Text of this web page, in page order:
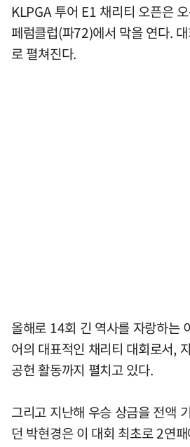
KLPGA 투어 E1 채리티 오픈은
페럼클럽(파72)에서 막을 연다.
로 펼쳐진다.
올해로 14회 긴 역사를 자랑하는
어의 대표적인 채리티 대회로서,
공헌 활동까지 펼치고 있다.
그리고 지난해 우승 상금을 전액
던 박현경은 이 대회 최초로 2연